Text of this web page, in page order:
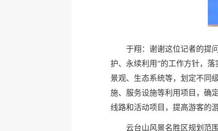
于翔：谢谢这位记者的提
护、永续利用”的工作方针，
景观、生态系统等，划定不同
施、服务设施等利用项目，确
线路和活动项目，提高游客的
云台山风景名胜区规划范